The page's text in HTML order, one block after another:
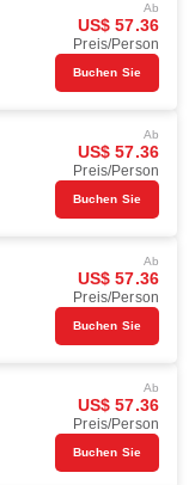
Ab
US$ 57.36
Preis/Person
Buchen Sie
Ab
US$ 57.36
Preis/Person
Buchen Sie
Ab
US$ 57.36
Preis/Person
Buchen Sie
Ab
US$ 57.36
Preis/Person
Buchen Sie